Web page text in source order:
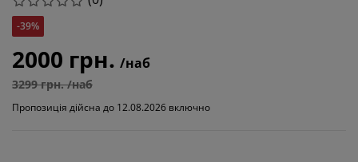
-39%
2000 грн. /наб
3299 грн. /наб
Пропозиція дійсна до 12.08.2026 включно